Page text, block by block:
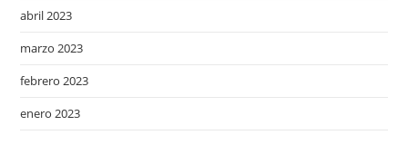
abril 2023
marzo 2023
febrero 2023
enero 2023